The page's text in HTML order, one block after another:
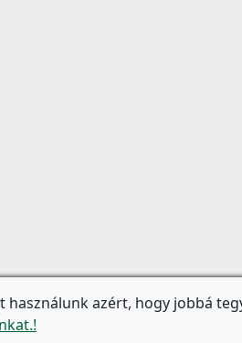
azért, hogy jobbá